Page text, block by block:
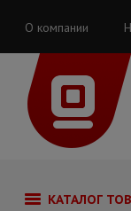
О компании
КАТАЛОГ